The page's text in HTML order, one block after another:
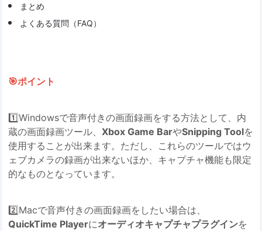
まとめ
よくある質問（FAQ）
🎯ポイント
1️⃣Windowsで音声付きの画面録画をする方法として、内
蔵の画面録画ツール、Xbox Game BarやSnipping Toolを
使用することが出来ます。ただし、これらのツールではウ
ェブカメラの録画が出来ないほか、キャプチャ機能も限定
的なものとなっています。
2️⃣Macで音声付きの画面録画をしたい場合は、
QuickTime Playerにオーディオキャプチャプラグインを